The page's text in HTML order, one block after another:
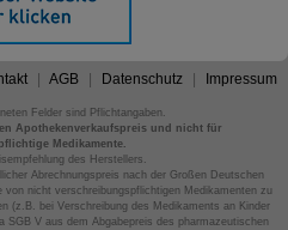
AGB Datenschutz Impressum
Felder sind Pflichtangaben.
Apothekenverkaufspreis und nicht für
Medikamente.
des Herstellers.
Abrechnungspreis nach der Großen Deutschen
von nicht verschreibungspflichtigen Medikamenten zu
(z.B. bei Verschreibung des Medikaments an Kinder
V aus dem Abgabepreis des pharmazeutischen